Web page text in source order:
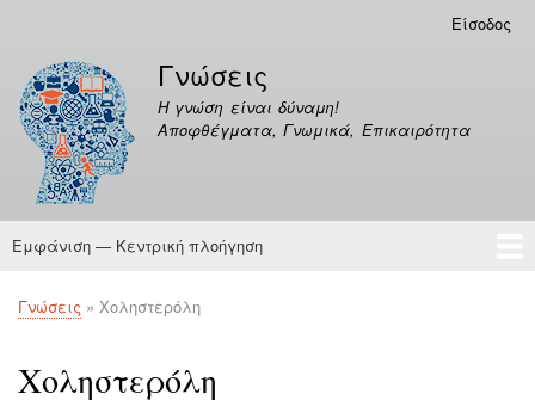
περιεχόμενο
λογαριασμού
χρήστη
Είσοδος
Γνώσεις
Η γνώση είναι δύναμη!
Αποφθέγματα, Γνωμικά, Επικαιρότητα
Κεντρική
Εμφάνιση — Κεντρική πλοήγηση
Γνώσεις
Αποφθέγματα
Breadcrumb
Γνώσεις Χοληστερόλη
Χοληστερόλη